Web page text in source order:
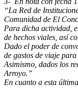
“La Red de
Comunidad de El
Para dicha actividad,
de hechos viales, así
Dado el poder de
de gastos de viaje
Asimismo, dados los
Arroyo.”
En cuanto a esta